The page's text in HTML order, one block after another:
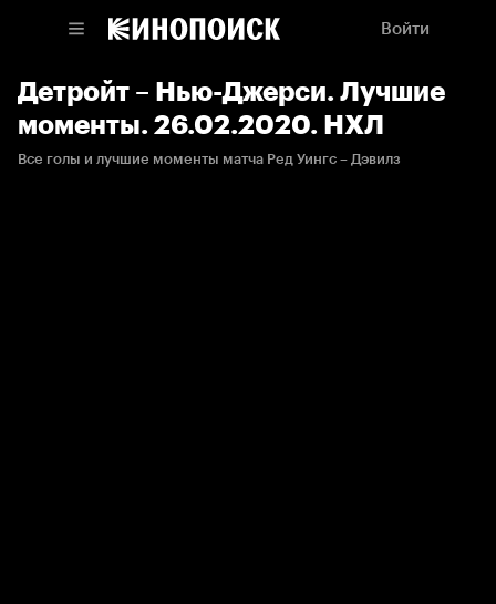
Войти
Детройт – Нью-Джерси. Лучшие
моменты. 26.02.2020. НХЛ
Все голы и лучшие моменты матча Ред Уингс – Дэвилз